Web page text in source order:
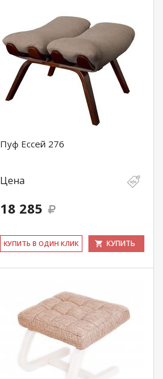
Пуф Ессей 276
Цена
18 285
КУ­ПИТЬ В ОДИН КЛИК КУПИТЬ